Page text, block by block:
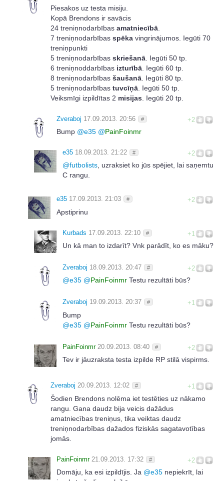
Piesakos uz testa misiju.
Kopā Brendons ir savācis
24 treniņnodarbības amatniecībā
7 treniņnodarbības spēka vingrinājumos. Iegūti 70
treniņpunkti
5 treniņnodarbības skriešanā . Iegūti 50 tp.
6 treniņnoddarbības izturībā . Iegūti 60 tp.
8 treniņnodarbības šaušanā . Iegūti 80 tp.
5 treniņnodarbības tuvcīņā . Iegūti 50 tp.
Veiksmīgi izpildītas 2 misijas . Iegūti 20 tp.
+2
Zveraboj 17.09.2013. 20:56 #
Bump @e35 @PainFoinmr
+2
e35 18.09.2013. 21:22 #
@futbolists, uzraksiet ko jūs spējiet, lai saņemtu
C rangu.
+2
e35 17.09.2013. 21:03 #
Apstiprinu
+1
Kurbads 17.09.2013. 22:10 #
Un kā man to izdarīt? Vnk parādīt, ko es māku?
+2
Zveraboj 18.09.2013. 20:47 #
@e35 @PainFoinmr Testu rezultāti būs?
+1
Zveraboj 19.09.2013. 20:37 #
Bump
@e35 @PainFoinmr Testu rezultāti būs?
+2
PainFoinmr 20.09.2013. 08:40 #
Tev ir jāuzraksta testa izpilde RP stilā vispirms.
+1
Zveraboj 20.09.2013. 12:02 #
Šodien Brendons nolēma iet testēties uz nākamo
rangu. Gana daudz bija veicis dažādus
amatniecības treniņus, tika veiktas daudz
treniņnodarbības dažados fiziskās sagatavotības
jomās.
+2
PainFoinmr 21.09.2013. 17:32 #
Domāju, ka esi izpildījis. Ja @e35 nepiekrīt, lai